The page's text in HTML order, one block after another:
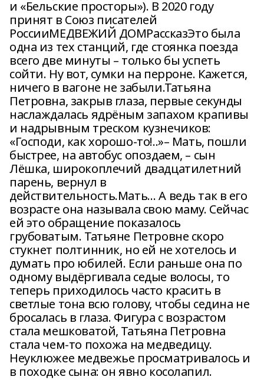
и «Бельские просторы»). В 2020 году
принят в Союз писателей
РоссииМЕДВЕЖИЙ ДОМРассказЭто была
одна из тех станций, где стоянка поезда
всего две минуты – только бы успеть
сойти. Ну вот, сумки на перроне. Кажется,
ничего в вагоне не забыли.Татьяна
Петровна, закрыв глаза, первые секунды
наслаждалась ядрёным запахом крапивы
и надрывным треском кузнечиков:
«Господи, как хорошо-то!..»– Мать, пошли
быстрее, на автобус опоздаем, – сын
Лёшка, широкоплечий двадцатилетний
парень, вернул в
действительность.Мать… А ведь так в его
возрасте она называла свою маму. Сейчас
ей это обращение показалось
грубоватым. Татьяне Петровне скоро
стукнет полтинник, но ей не хотелось и
думать про юбилей. Если раньше она по
одному выдёргивала седые волосы, то
теперь приходилось часто красить в
светлые тона всю голову, чтобы седина не
бросалась в глаза. Фигура с возрастом
стала мешковатой, Татьяна Петровна
стала чем-то похожа на медведицу.
Неуклюжее медвежье просматривалось и
в походке сына: он явно косолапил.